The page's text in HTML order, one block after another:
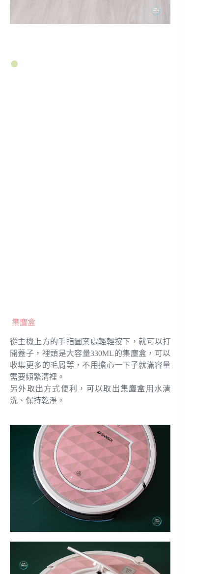
集塵盒
從主機上方的手指圖案處輕輕按下，就可以打
開蓋子，裡頭是大容量330ML的集塵盒，可以
收集更多的毛屑等，不用擔心一下子就滿容量
需要頻繁清裡。
另外取出方式便利，可以取出集塵盒用水清
洗、保持乾淨。